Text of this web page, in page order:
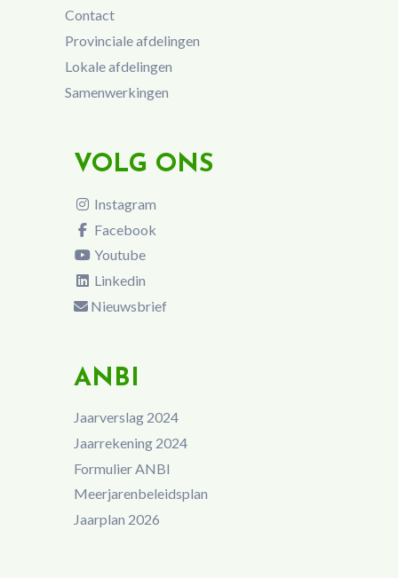
Contact
Provinciale afdelingen
Lokale afdelingen
Samenwerkingen
VOLG ONS
Instagram
Facebook
Youtube
Linkedin
Nieuwsbrief
ANBI
Jaarverslag 2024
Jaarrekening 2024
Formulier ANBI
Meerjarenbeleidsplan
Jaarplan 2026